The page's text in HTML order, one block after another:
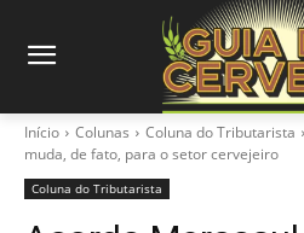
Início Colunas Coluna do Tributarista
muda, de fato, para o setor cervejeiro
Coluna do Tributarista